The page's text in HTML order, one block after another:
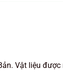
Vật liệu